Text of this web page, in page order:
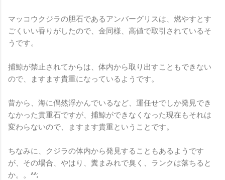
マッコウクジラの胆石であるアンバーグリスは、燃やすとす
ごくいい香りがしたので、金同様、高値で取引されているそ
うです。
捕鯨が禁止されてからは、体内から取り出すこともできない
ので、ますます貴重になっているようです。
昔から、海に偶然浮かんでいるなど、運任せでしか発見でき
なかった貴重石ですが、捕鯨ができなくなった現在もそれは
変わらないので、ますます貴重ということです。
ちなみに、クジラの体内から発見することもあるようです
が、その場合、やはり、糞まみれで臭く、ランクは落ちると
か。。^^;